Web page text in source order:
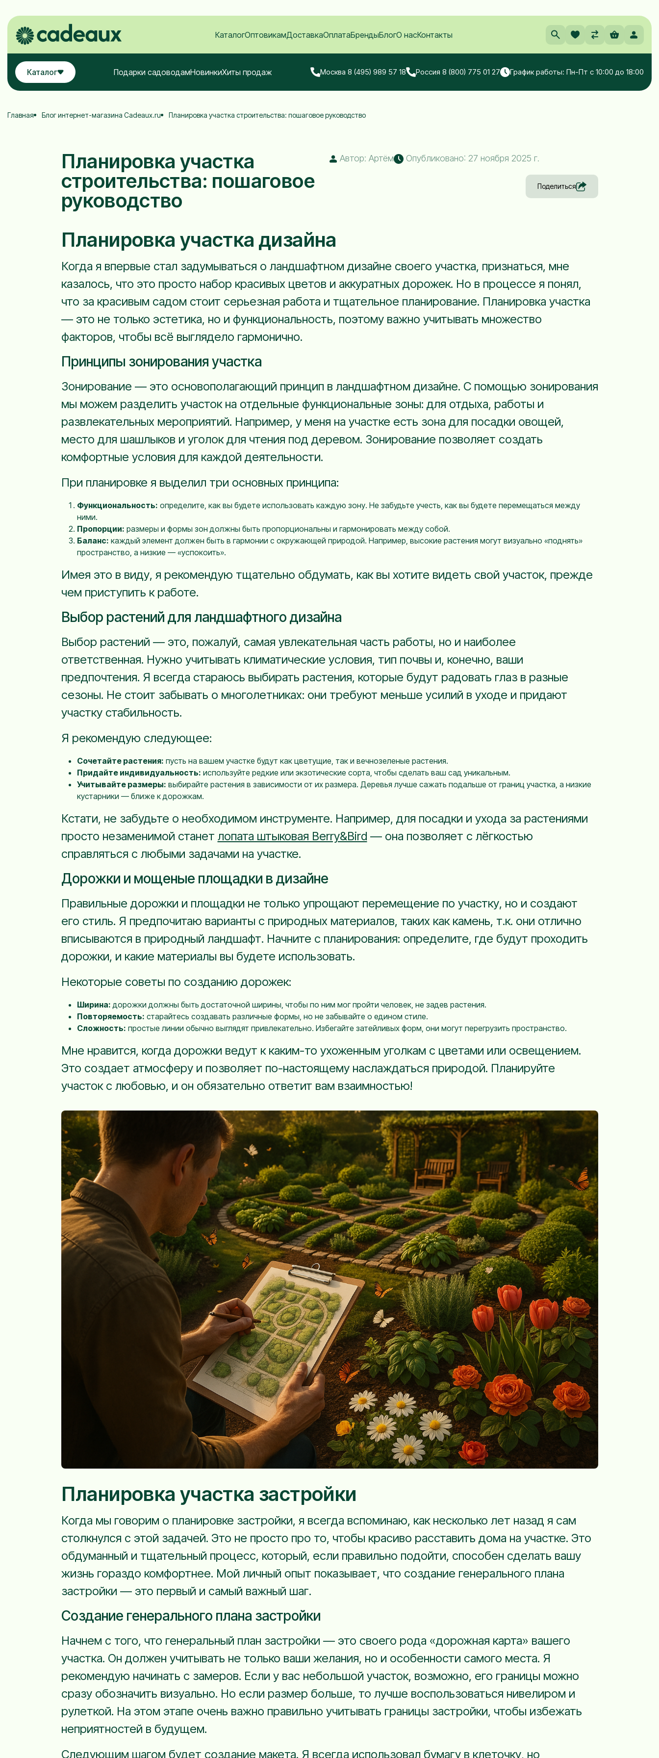
КаталогОптовикамДоставкаОплатаБрендыБлогО насКонтакты
Каталог Подарки садоводамНовинкиХиты продаж Москва 8 (495) 989 57 18 Россия 8 (800) 775 01 27 График работы: Пн-Пт с 10:00 до 18:00
Главная Блог интернет-магазина Cadeaux.ru Планировка участка строительства: пошаговое руководство
Планировка участка
строительства: пошаговое
руководство
Автор: Артём Опубликовано: 27 ноября 2025 г.
Поделиться
Планировка участка дизайна
Когда я впервые стал задумываться о ландшафтном дизайне своего участка, признаться, мне
казалось, что это просто набор красивых цветов и аккуратных дорожек. Но в процессе я понял,
что за красивым садом стоит серьезная работа и тщательное планирование. Планировка участка
— это не только эстетика, но и функциональность, поэтому важно учитывать множество
факторов, чтобы всё выглядело гармонично.
Принципы зонирования участка
Зонирование — это основополагающий принцип в ландшафтном дизайне. С помощью зонирования
мы можем разделить участок на отдельные функциональные зоны: для отдыха, работы и
развлекательных мероприятий. Например, у меня на участке есть зона для посадки овощей,
место для шашлыков и уголок для чтения под деревом. Зонирование позволяет создать
комфортные условия для каждой деятельности.
При планировке я выделил три основных принципа:
Функциональность: определите, как вы будете использовать каждую зону. Не забудьте учесть, как вы будете перемещаться между
ними.
Пропорции: размеры и формы зон должны быть пропорциональны и гармонировать между собой.
Баланс: каждый элемент должен быть в гармонии с окружающей природой. Например, высокие растения могут визуально «поднять»
пространство, а низкие — «успокоить».
Имея это в виду, я рекомендую тщательно обдумать, как вы хотите видеть свой участок, прежде
чем приступить к работе.
Выбор растений для ландшафтного дизайна
Выбор растений — это, пожалуй, самая увлекательная часть работы, но и наиболее
ответственная. Нужно учитывать климатические условия, тип почвы и, конечно, ваши
предпочтения. Я всегда стараюсь выбирать растения, которые будут радовать глаз в разные
сезоны. Не стоит забывать о многолетниках: они требуют меньше усилий в уходе и придают
участку стабильность.
Я рекомендую следующее:
Сочетайте растения: пусть на вашем участке будут как цветущие, так и вечнозеленые растения.
Придайте индивидуальность: используйте редкие или экзотические сорта, чтобы сделать ваш сад уникальным.
Учитывайте размеры: выбирайте растения в зависимости от их размера. Деревья лучше сажать подальше от границ участка, а низкие
кустарники — ближе к дорожкам.
Кстати, не забудьте о необходимом инструменте. Например, для посадки и ухода за растениями
просто незаменимой станет лопата штыковая Berry&Bird — она позволяет с лёгкостью
справляться с любыми задачами на участке.
Дорожки и мощеные площадки в дизайне
Правильные дорожки и площадки не только упрощают перемещение по участку, но и создают
его стиль. Я предпочитаю варианты с природных материалов, таких как камень, т.к. они отлично
вписываются в природный ландшафт. Начните с планирования: определите, где будут проходить
дорожки, и какие материалы вы будете использовать.
Некоторые советы по созданию дорожек:
Ширина: дорожки должны быть достаточной ширины, чтобы по ним мог пройти человек, не задев растения.
Повторяемость: старайтесь создавать различные формы, но не забывайте о едином стиле.
Сложность: простые линии обычно выглядят привлекательно. Избегайте затейливых форм, они могут перегрузить пространство.
Мне нравится, когда дорожки ведут к каким-то ухоженным уголкам с цветами или освещением.
Это создает атмосферу и позволяет по-настоящему наслаждаться природой. Планируйте
участок с любовью, и он обязательно ответит вам взаимностью!
Планировка участка застройки
Когда мы говорим о планировке застройки, я всегда вспоминаю, как несколько лет назад я сам
столкнулся с этой задачей. Это не просто про то, чтобы красиво расставить дома на участке. Это
обдуманный и тщательный процесс, который, если правильно подойти, способен сделать вашу
жизнь гораздо комфортнее. Мой личный опыт показывает, что создание генерального плана
застройки — это первый и самый важный шаг.
Создание генерального плана застройки
Начнем с того, что генеральный план застройки — это своего рода «дорожная карта» вашего
участка. Он должен учитывать не только ваши желания, но и особенности самого места. Я
рекомендую начинать с замеров. Если у вас небольшой участок, возможно, его границы можно
сразу обозначить визуально. Но если размер больше, то лучше воспользоваться нивелиром и
рулеткой. На этом этапе очень важно правильно учитывать границы застройки, чтобы избежать
неприятностей в будущем.
Следующим шагом будет создание макета. Я всегда использовал бумагу в клеточку, но